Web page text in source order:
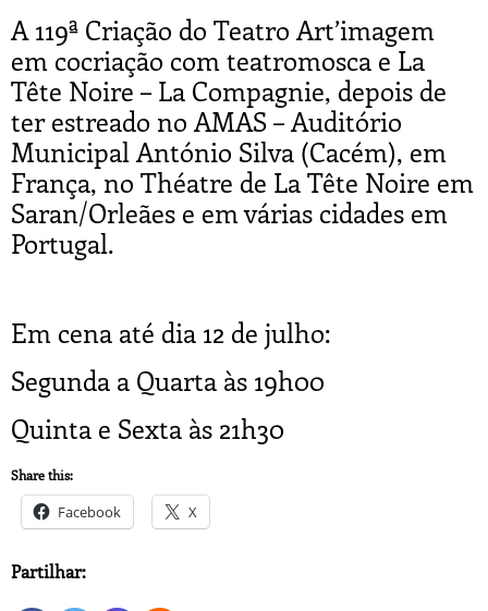
A 119ª Criação do Teatro Art’imagem
em cocriação com teatromosca e La
Tête Noire – La Compagnie, depois de
ter estreado no AMAS – Auditório
Municipal António Silva (Cacém), em
França, no Théatre de La Tête Noire em
Saran/Orleães e em várias cidades em
Portugal.
Em cena até dia 12 de julho:
Segunda a Quarta às 19h00
Quinta e Sexta às 21h30
Share this:
Facebook X
Partilhar: